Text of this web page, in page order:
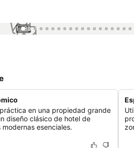
1 / 82
en una propiedad grande
diseño clásico de hotel de
esenciales.